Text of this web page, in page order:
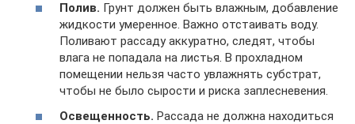
Полив. Грунт должен быть влажным, добавление
жидкости умеренное. Важно отстаивать воду.
Поливают рассаду аккуратно, следят, чтобы
влага не попадала на листья. В прохладном
помещении нельзя часто увлажнять субстрат,
чтобы не было сырости и риска заплесневения.
Освещенность. Рассада не должна находиться